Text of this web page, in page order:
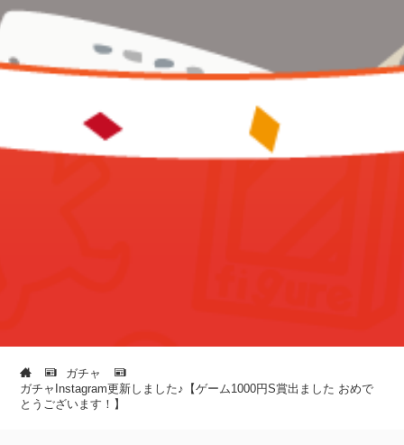
ガチャ
ガチャInstagram更新しました♪【ゲーム1000円S賞出ました おめで
とうございます！⁡】